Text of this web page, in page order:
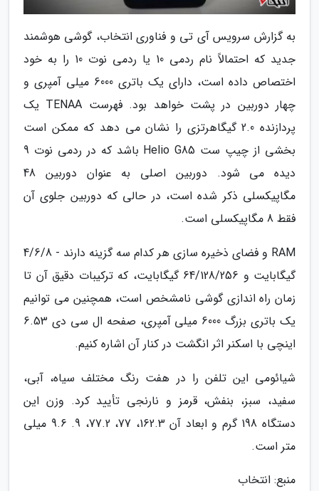
به گزارش سرویس آی تی و فناوری انتخاب، گوشی هوشمند
جدید که احتمالاً نام ردمی 10 یا ردمی نوت 10 را به خود
اختصاص داده است، دارای یک باتری 6000 میلی آمپری و
چهار دوربین در پشت خواهد بود. فهرست TENAA یک
پردازنده 2.0 گیگاهرتزی را نشان می دهد که ممکن است
بخشی از چیپ ست Helio G85 باشد که در ردمی نوت 9
دیده می شود. دوربین اصلی به عنوان دوربین 48
مگاپیکسلی ذکر شده است، در حالی که دوربین جلوی آن
فقط 8 مگاپیکسلی است.
RAM و فضای ذخیره سازی هر کدام سه گزینه دارند - 4/6/8
گیگابایت و 64/128/256 گیگابایت، که ترکیبات دقیق آن تا
زمان راه اندازی گوشی نامشخص است، همچنین می توانیم
یک باتری بزرگ 6000 میلی آمپری، صفحه ال سی دی 6.53
اینچی با اسکنر اثر انگشت در کنار آن اشاره کنیم.
شیائومی این تلفن را در هفت رنگ مختلف سیاه، آبی،
سفید، سبز، بنفش، قرمز و نارنجی تأیید کرد. وزن این
دستگاه 198 گرم و ابعاد آن 162.3، 77، 77.2، 9. 9.6 میلی
متر است.
منبع: انتخاب